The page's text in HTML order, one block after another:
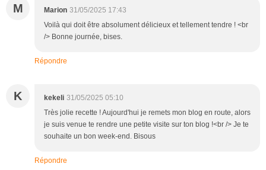
M Marion 31/05/2025 17:43
Voilà qui doit être absolument délicieux et tellement tendre ! <br
/> Bonne journée, bises.
Répondre
K kekeli 31/05/2025 05:10
Très jolie recette ! Aujourd'hui je remets mon blog en route, alors
je suis venue te rendre une petite visite sur ton blog !<br /> Je te
souhaite un bon week-end. Bisous
Répondre